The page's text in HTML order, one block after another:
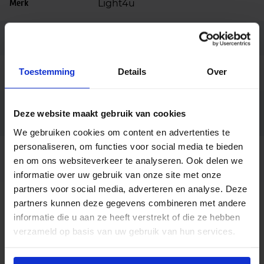
Toestemming Details Over
Deze website maakt gebruik van cookies
We gebruiken cookies om content en advertenties te
personaliseren, om functies voor social media te bieden
en om ons websiteverkeer te analyseren. Ook delen we
informatie over uw gebruik van onze site met onze
partners voor social media, adverteren en analyse. Deze
partners kunnen deze gegevens combineren met andere
informatie die u aan ze heeft verstrekt of die ze hebben
verzameld op basis van uw gebruik van hun services.
Merk Light4u
Code LU053036
Fabrikantnaam
Bryan PENDANT ALU
4450lm/840 33W 40° white
Opties op
aanvraag
Behuizing grijs, Dali dimbaar,
Lichtkleur 3000K, Reflector 60°
Beschrijving
De Bryan LED pendellamp is de ideale
zoekt. Deze moderne hanglamp is verkrijgbaar in